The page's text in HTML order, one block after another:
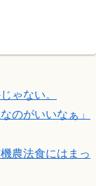
ゃない。
のがいいなぁ」
農法食にはまっ